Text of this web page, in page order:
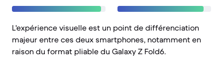
L'expérience visuelle est un point de différenciation
majeur entre ces deux smartphones, notamment en
raison du format pliable du Galaxy Z Fold6.